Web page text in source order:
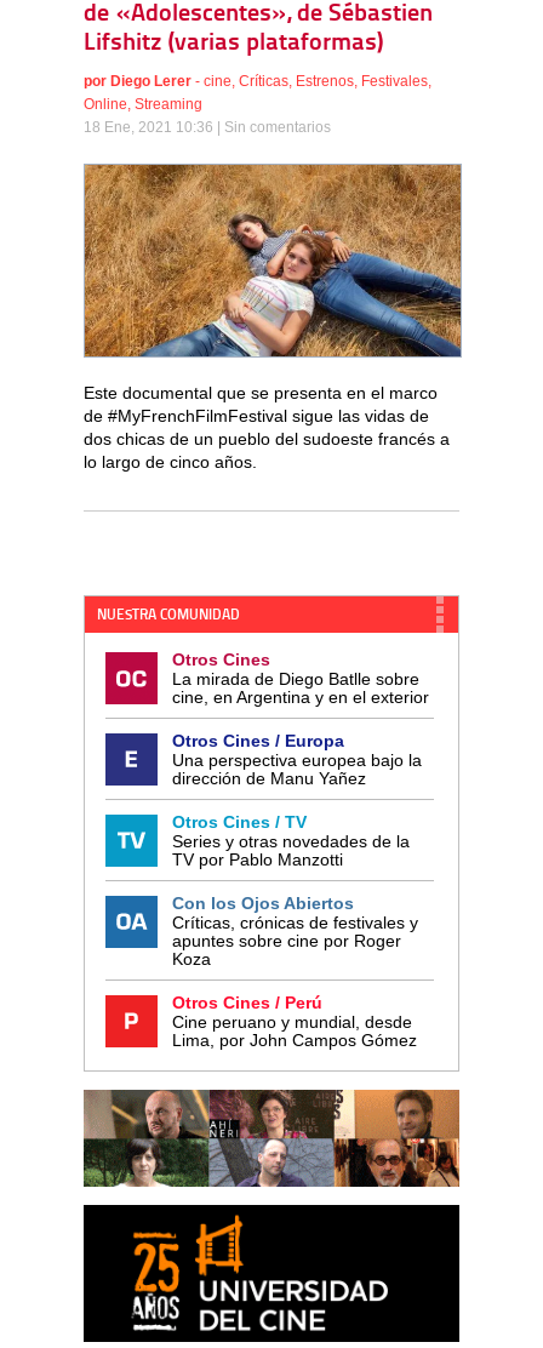
de «Adolescentes», de Sébastien
Lifshitz (varias plataformas)
por Diego Lerer - cine, Críticas, Estrenos, Festivales,
Online, Streaming
18 Ene, 2021 10:36 | Sin comentarios
Este documental que se presenta en el marco
de #MyFrenchFilmFestival sigue las vidas de
dos chicas de un pueblo del sudoeste francés a
lo largo de cinco años.
NUESTRA COMUNIDAD
Otros Cines
La mirada de Diego Batlle sobre
cine, en Argentina y en el exterior
Otros Cines / Europa
Una perspectiva europea bajo la
dirección de Manu Yañez
Otros Cines / TV
Series y otras novedades de la
TV por Pablo Manzotti
Con los Ojos Abiertos
Críticas, crónicas de festivales y
apuntes sobre cine por Roger
Koza
Otros Cines / Perú
Cine peruano y mundial, desde
Lima, por John Campos Gómez